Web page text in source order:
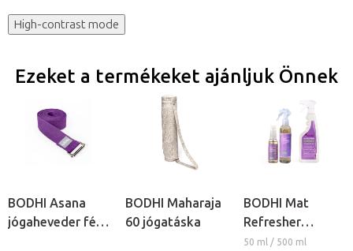
High-contrast mode
Ezeket a termékeket ajánljuk Önnek
BODHI Asana
jógaheveder fém
BODHI Maharaja
60 jógatáska
BODHI Mat
Refresher
jógaszőnyeg
50 ml / 500 ml